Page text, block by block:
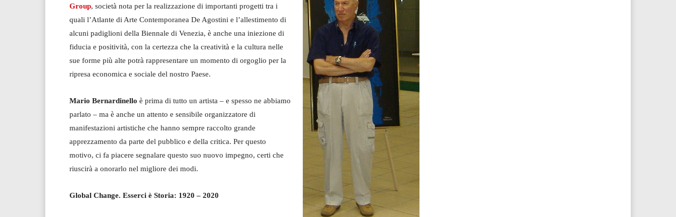
Group, società nota per la realizzazione di importanti progetti tra i
quali l’Atlante di Arte Contemporanea De Agostini e l’allestimento di
alcuni padiglioni della Biennale di Venezia, è anche una iniezione di
fiducia e positività, con la certezza che la creatività e la cultura nelle
sue forme più alte potrà rappresentare un momento di orgoglio per la
ripresa economica e sociale del nostro Paese.
Mario Bernardinello è prima di tutto un artista – e spesso ne abbiamo
parlato – ma è anche un attento e sensibile organizzatore di
manifestazioni artistiche che hanno sempre raccolto grande
apprezzamento da parte del pubblico e della critica. Per questo
motivo, ci fa piacere segnalare questo suo nuovo impegno, certi che
riuscirà a onorarlo nel migliore dei modi.
Global Change. Esserci è Storia: 1920 – 2020